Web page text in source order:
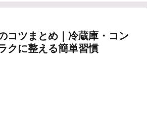
コツまとめ｜冷蔵庫・コン
クに整える簡単習慣